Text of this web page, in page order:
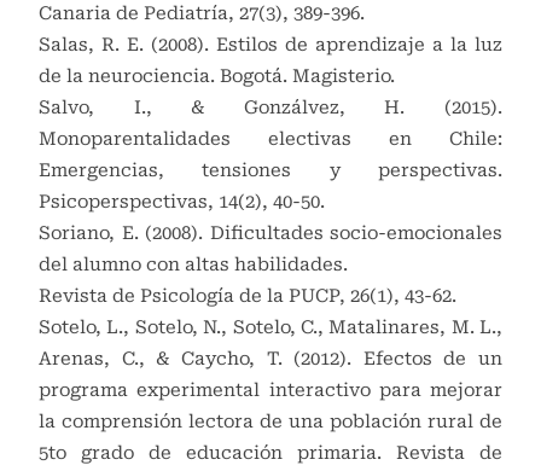
Canaria de Pediatría, 27(3), 389-396.
Salas, R. E. (2008). Estilos de aprendizaje a la luz
de la neurociencia. Bogotá. Magisterio.
Salvo, I., & Gonzálvez, H. (2015).
Monoparentalidades electivas en Chile:
Emergencias, tensiones y perspectivas.
Psicoperspectivas, 14(2), 40-50.
Soriano, E. (2008). Dificultades socio-emocionales
del alumno con altas habilidades.
Revista de Psicología de la PUCP, 26(1), 43-62.
Sotelo, L., Sotelo, N., Sotelo, C., Matalinares, M. L.,
Arenas, C., & Caycho, T. (2012). Efectos de un
programa experimental interactivo para mejorar
la comprensión lectora de una población rural de
5to grado de educación primaria. Revista de